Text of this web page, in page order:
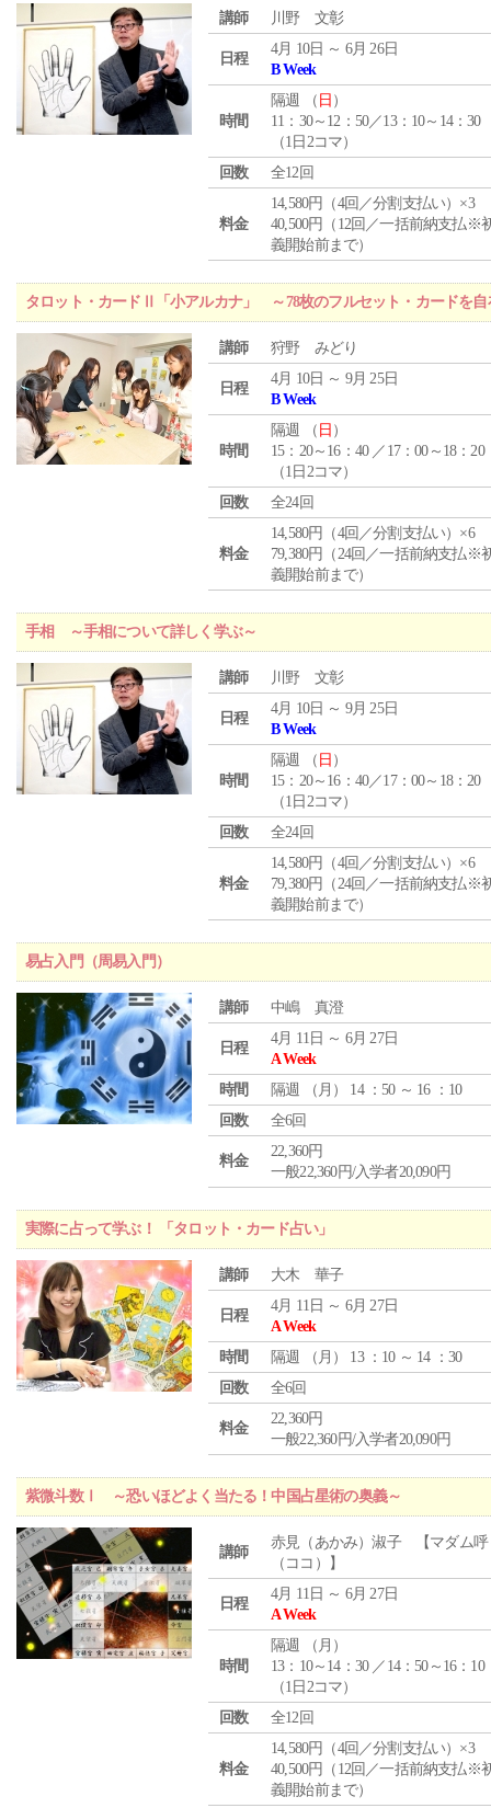
講師 川野 文彰
日程
4月 10日 ～ 6月 26日
B Week
時間
隔週 （ 日 ）
11：30～12：50／13：10～14：30
（1日2コマ）
回数
全12回
料金
14,580円（4回／分割支払い）×3
40,500円（12回／一括前納支払※
義開始前まで）
タロット・カードⅡ「小アルカナ」 ～78枚のフルセット・カードを自
講師 狩野 みどり
日程
4月 10日 ～ 9月 25日
B Week
時間
隔週 （ 日 ）
15：20～16：40 ／17：00～18：20
（1日2コマ）
回数
全24回
料金
14,580円（4回／分割支払い）×6
79,380円（24回／一括前納支払※
義開始前まで）
手相 ～手相について詳しく学ぶ～
講師 川野 文彰
日程
4月 10日 ～ 9月 25日
B Week
時間
隔週 （ 日 ）
15：20～16：40／17：00～18：20
（1日2コマ）
回数
全24回
料金
14,580円（4回／分割支払い）×6
79,380円（24回／一括前納支払※
義開始前まで）
易占入門（周易入門）
講師 中嶋 真澄
日程
4月 11日 ～ 6月 27日
A Week
時間
隔週 （ 月 ） 14 ：50 ～ 16 ：10
回数
全6回
料金
22,360円
一般22,360円/入学者20,090円
実際に占って学ぶ！ 「タロット・カード占い」
講師 大木 華子
日程
4月 11日 ～ 6月 27日
A Week
時間
隔週 （ 月 ） 13 ：10 ～ 14 ：30
回数
全6回
料金
22,360円
一般22,360円/入学者20,090円
紫微斗数Ⅰ ～恐いほどよく当たる！中国占星術の奥義～
講師
赤見（あかみ）淑子 【マダム呼
（ココ）】
日程
4月 11日 ～ 6月 27日
A Week
時間
隔週 （ 月 ）
13：10～14：30 ／14：50～16：10
（1日2コマ）
回数
全12回
料金
14,580円（4回／分割支払い）×3
40,500円（12回／一括前納支払※
義開始前まで）